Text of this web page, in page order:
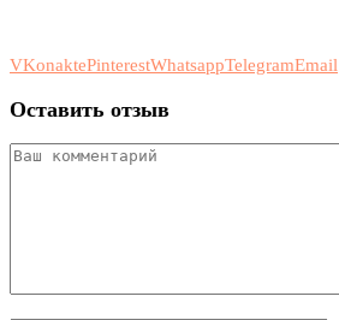
VKonaktePinterestWhatsappTelegramEmail
Оставить отзыв